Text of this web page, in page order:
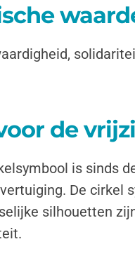
de
is sinds
De cirkel
silhouetten